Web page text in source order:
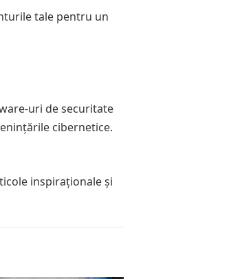
tale pentru un
uri de securitate
cibernetice.
inspiraționale și